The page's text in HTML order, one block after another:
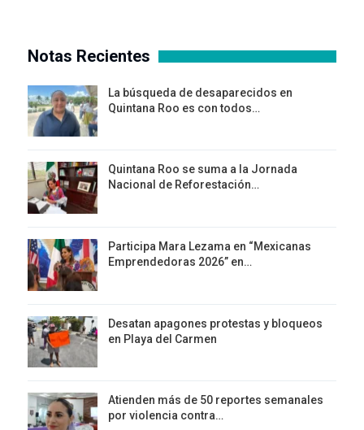
Notas Recientes
La búsqueda de desaparecidos en
Quintana Roo es con todos…
Quintana Roo se suma a la Jornada
Nacional de Reforestación…
Participa Mara Lezama en “Mexicanas
Emprendedoras 2026” en…
Desatan apagones protestas y bloqueos
en Playa del Carmen
Atienden más de 50 reportes semanales
por violencia contra…